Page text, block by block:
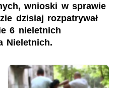
wnioski w sprawie
dzisiaj rozpatrywał
6 nieletnich
Nieletnich.